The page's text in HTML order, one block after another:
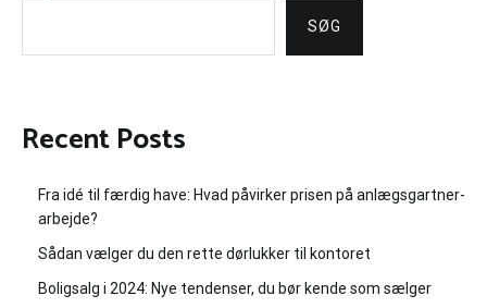
SØG
Recent Posts
Fra idé til færdig have: Hvad påvirker prisen på anlægsgartner-
arbejde?
Sådan vælger du den rette dørlukker til kontoret
Boligsalg i 2024: Nye tendenser, du bør kende som sælger